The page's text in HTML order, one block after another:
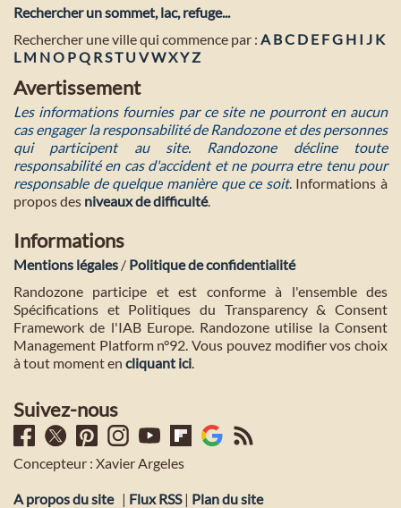
Rechercher un sommet, lac, refuge...
Rechercher une ville qui commence par : A BC D E FG H I J K
L M NO PQ RST U VWXYZ
Avertissement
Les informations fournies par ce site ne pourront en aucun
cas engager la responsabilité de Randozone et des personnes
qui participent au site. Randozone décline toute
responsabilité en cas d'accident et ne pourra etre tenu pour
responsable de quelque manière que ce soit. Informations à
propos des niveaux de difficulté.
Informations
Mentions légales / Politique de confidentialité
Randozone participe et est conforme à l'ensemble des
Spécifications et Politiques du Transparency & Consent
Framework de l'IAB Europe. Randozone utilise la Consent
Management Platform n°92. Vous pouvez modifier vos choix
à tout moment en cliquant ici.
Suivez-nous
Concepteur : Xavier Argeles
A propos du site | Flux RSS| Plan du site